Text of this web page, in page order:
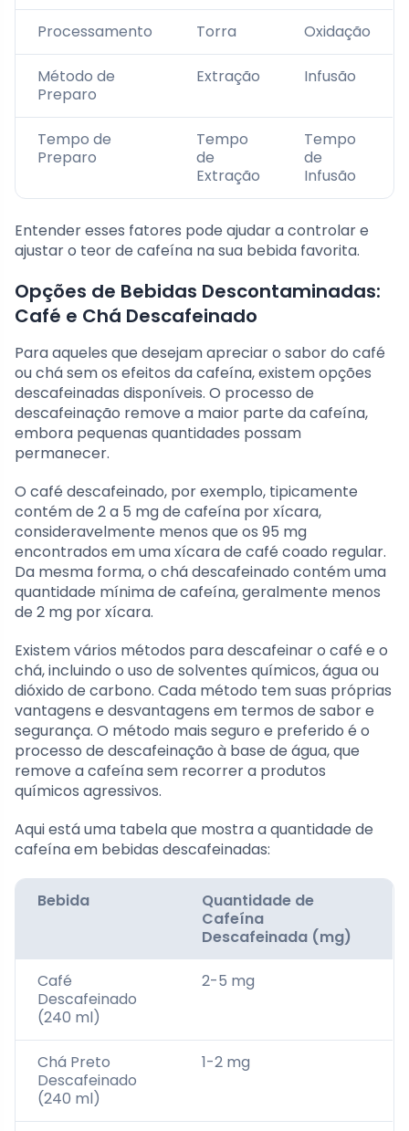
Processamento Torra Oxidação
Método de
Preparo
Extração Infusão
Tempo de
Preparo
Tempo
de
Extração
Tempo
de
Infusão
Entender esses fatores pode ajudar a controlar e
ajustar o teor de cafeína na sua bebida favorita.
Opções de Bebidas Descontaminadas:
Café e Chá Descafeinado
Para aqueles que desejam apreciar o sabor do café
ou chá sem os efeitos da cafeína, existem opções
descafeinadas disponíveis. O processo de
descafeinação remove a maior parte da cafeína,
embora pequenas quantidades possam
permanecer.
O café descafeinado, por exemplo, tipicamente
contém de 2 a 5 mg de cafeína por xícara,
consideravelmente menos que os 95 mg
encontrados em uma xícara de café coado regular.
Da mesma forma, o chá descafeinado contém uma
quantidade mínima de cafeína, geralmente menos
de 2 mg por xícara.
Existem vários métodos para descafeinar o café e o
chá, incluindo o uso de solventes químicos, água ou
dióxido de carbono. Cada método tem suas próprias
vantagens e desvantagens em termos de sabor e
segurança. O método mais seguro e preferido é o
processo de descafeinação à base de água, que
remove a cafeína sem recorrer a produtos
químicos agressivos.
Aqui está uma tabela que mostra a quantidade de
cafeína em bebidas descafeinadas:
Bebida
Quantidade de
Cafeína
Descafeinada (mg)
Café
Descafeinado
(240 ml)
2-5 mg
Chá Preto
Descafeinado
(240 ml)
1-2 mg